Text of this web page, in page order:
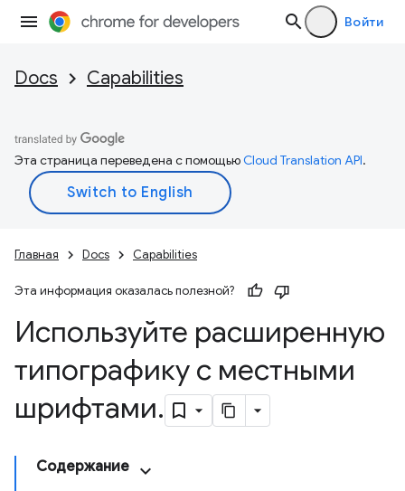
Войти
Docs Capabilities
Эта страница переведена с помощьюCloud Translation API.
Главная Docs Capabilities
Эта информация оказалась полезной?
Используйте расширенную
типографику с местными
шрифтами.
Содержание